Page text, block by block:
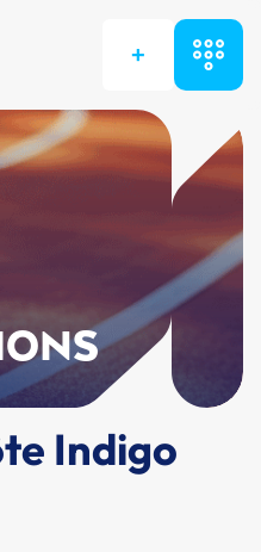
+
Indigo